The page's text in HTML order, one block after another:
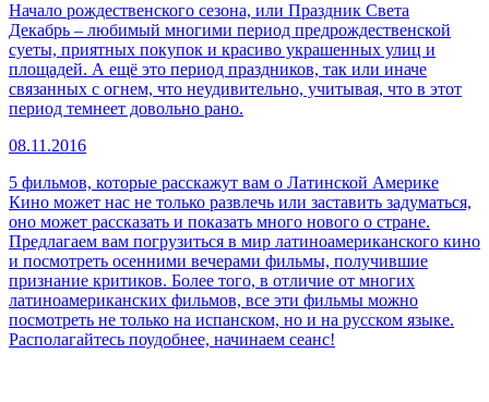
Начало рождественского сезона, или Праздник Света
Декабрь – любимый многими период предрождественской
суеты, приятных покупок и красиво украшенных улиц и
площадей. А ещё это период праздников, так или иначе
связанных с огнем, что неудивительно, учитывая, что в этот
период темнеет довольно рано.
08.11.2016
5 фильмов, которые расскажут вам о Латинской Америке
Кино может нас не только развлечь или заставить задуматься,
оно может рассказать и показать много нового о стране.
Предлагаем вам погрузиться в мир латиноамериканского кино
и посмотреть осенними вечерами фильмы, получившие
признание критиков. Более того, в отличие от многих
латиноамериканских фильмов, все эти фильмы можно
посмотреть не только на испанском, но и на русском языке.
Располагайтесь поудобнее, начинаем сеанс!